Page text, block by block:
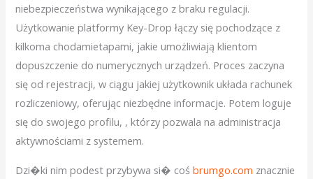
niebezpieczeństwa wynikającego z braku regulacji.
Użytkowanie platformy Key-Drop łączy się pochodzące z
kilkoma chodamietapami, jakie umożliwiają klientom
dopuszczenie do numerycznych urządzeń. Proces zaczyna
się od rejestracji, w ciągu jakiej użytkownik układa rachunek
rozliczeniowy, oferując niezbędne informacje. Potem loguje
się do swojego profilu, , którzy pozwala na administracja
aktywnościami z systemem.
Dzi�ki nim podest przybywa si� cośbrumgo.com znacznie